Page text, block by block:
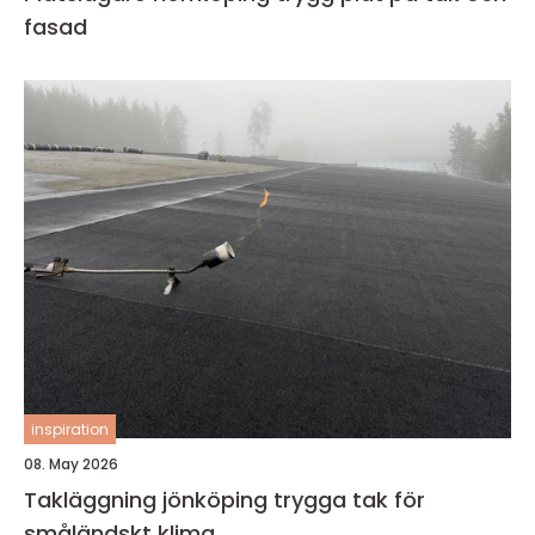
fasad
inspiration
08. May 2026
Takläggning jönköping trygga tak för